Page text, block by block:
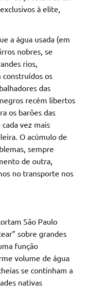
à elite,
a água usada (em
nobres, se
rios,
os
das
recém libertos
os barões das
vez mais
O acúmulo de
sempre
de outra,
no transporte nos
São Paulo
sobre grandes
função
volume de água
se continham a
nativas